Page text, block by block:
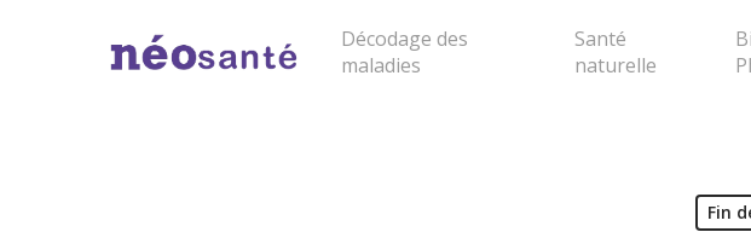
Cliquer sur "entrée" pour lancer la recherche ou Echap
Décodage des
maladies
Santé
naturelle
Fin